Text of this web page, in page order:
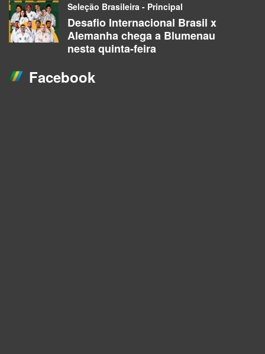
Seleção Brasileira - Principal
Desafio Internacional Brasil x
Alemanha chega a Blumenau
nesta quinta-feira
Facebook